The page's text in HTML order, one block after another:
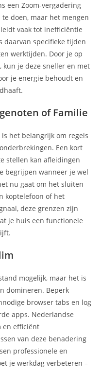
een Zoom-vergadering
doen, maar het mengen
vaak tot inefficiëntie
daarvan specifieke tijden
werktijden. Door je op
kun je deze sneller en met
je energie behoudt en
of Familie
het belangrijk om regels
Een kort
stellen kan afleidingen
begrijpen wanneer je wel
nu gaat om het sluiten
koptelefoon of het
deze grenzen zijn
je huis een functionele
mogelijk, maar het is
domineren. Beperk
browser tabs en log
apps. Nederlandse
en efficiënt
van deze benadering
professionele en
je werkdag verbeteren –